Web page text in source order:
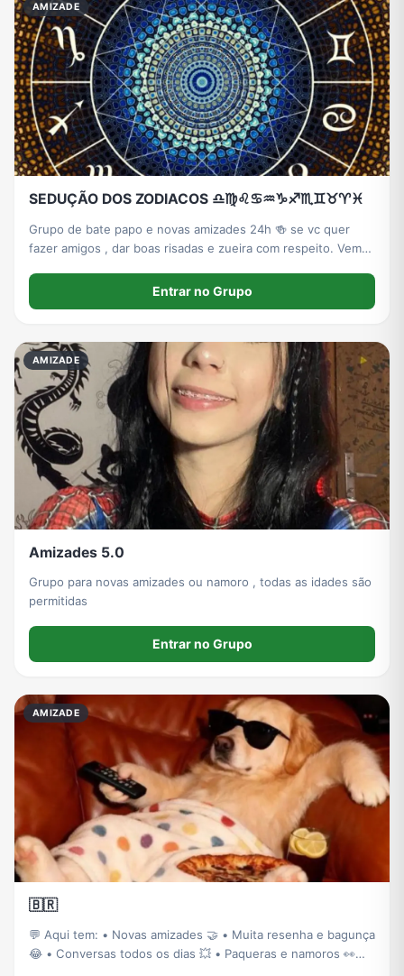
AMIZADE
SEDUÇÃO DOS ZODIACOS ♎♍♌♋♒♑♐♏♊♉♈♓
Grupo de bate papo e novas amizades 24h 🍻 se vc quer
fazer amigos , dar boas risadas e zueira com respeito. Vem
Entrar no Grupo
AMIZADE
Amizades 5.0
Grupo para novas amizades ou namoro , todas as idades são
permitidas
Entrar no Grupo
AMIZADE
🇧🇷
💬 Aqui tem: • Novas amizades 🤝 • Muita resenha e bagunça
😂 • Conversas todos os dias 💥 • Paqueras e namoros 👀❤️